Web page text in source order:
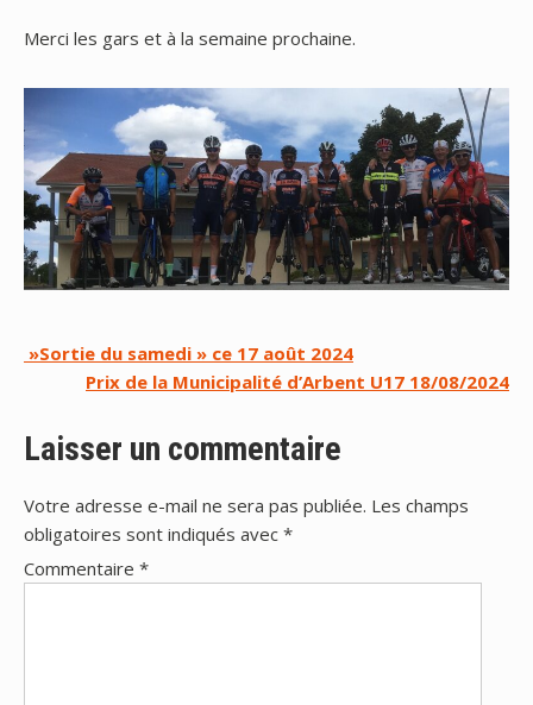
Merci les gars et à la semaine prochaine.
Navigation
l’article
»Sortie du samedi » ce 17 août 2024
Prix de la Municipalité d’Arbent U17 18/08/2024
Laisser un commentaire
Votre adresse e-mail ne sera pas publiée. Les champs
obligatoires sont indiqués avec *
Commentaire *